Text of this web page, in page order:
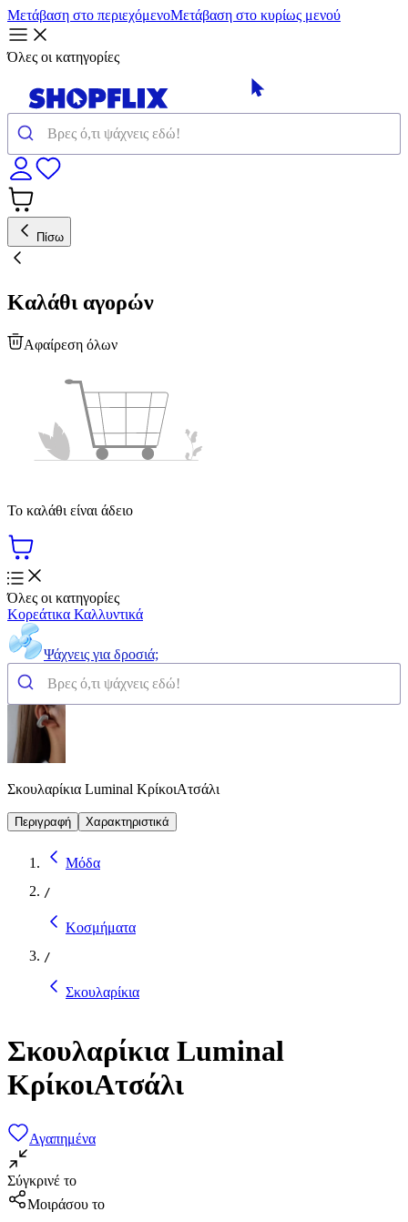
Μετάβαση στο περιεχόμενοΜετάβαση στο κυρίως μενού
Όλες οι κατηγορίες
Πίσω
Καλάθι αγορών
Αφαίρεση όλων
Το καλάθι είναι άδειο
Όλες οι κατηγορίες
Κορεάτικα Καλλυντικά
Ψάχνεις για δροσιά;
Σκουλαρίκια Luminal ΚρίκοιΑτσάλι
Περιγραφή Χαρακτηριστικά
Μόδα
/
Κοσμήματα
/
Σκουλαρίκια
Σκουλαρίκια Luminal
ΚρίκοιΑτσάλι
Αγαπημένα
Σύγκρινέ το
Μοιράσου το